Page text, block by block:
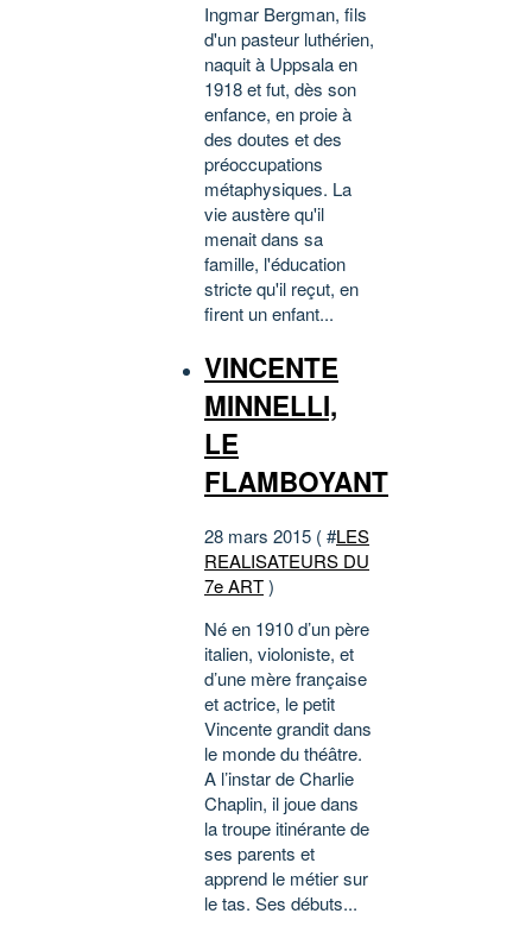
Ingmar Bergman, fils
d'un pasteur luthérien,
naquit à Uppsala en
1918 et fut, dès son
enfance, en proie à
des doutes et des
préoccupations
métaphysiques. La
vie austère qu'il
menait dans sa
famille, l'éducation
stricte qu'il reçut, en
firent un enfant...
VINCENTE
MINNELLI,
LE
FLAMBOYANT
28 mars 2015 ( #LES
REALISATEURS DU
7e ART)
Né en 1910 d’un père
italien, violoniste, et
d’une mère française
et actrice, le petit
Vincente grandit dans
le monde du théâtre.
A l’instar de Charlie
Chaplin, il joue dans
la troupe itinérante de
ses parents et
apprend le métier sur
le tas. Ses débuts...